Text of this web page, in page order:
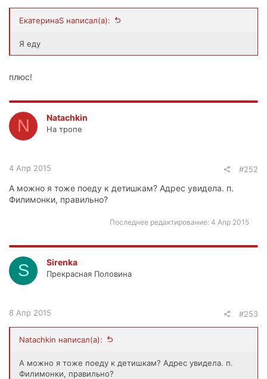
ЕкатеринаS написал(а):
Я еду
плюс!
N Natachkin
На тропе
4 Апр 2015 #252
А можно я тоже поеду к детишкам? Адрес увидела. п.
Филимонки, правильно?
Последнее редактирование: 4 Апр 2015
S Sirenka
Прекрасная Половина
8 Апр 2015 #253
Natachkin написал(а):
А можно я тоже поеду к детишкам? Адрес увидела. п.
Филимонки, правильно?